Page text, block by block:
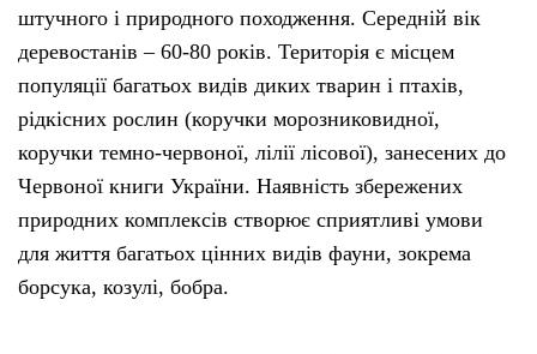
штучного і природного походження. Середній вік
деревостанів – 60-80 років. Територія є місцем
популяції багатьох видів диких тварин і птахів,
рідкісних рослин (коручки морозниковидної,
коручки темно-червоної, лілії лісової), занесених до
Червоної книги України. Наявність збережених
природних комплексів створює сприятливі умови
для життя багатьох цінних видів фауни, зокрема
борсука, козулі, бобра.